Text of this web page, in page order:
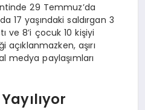
29 Temmuz’da
17 yaşındaki saldırgan 3
ve 8’i çocuk 10 kişiyi
açıklanmazken, aşırı
medya paylaşımları